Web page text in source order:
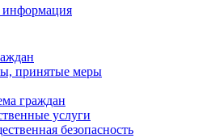
информация
принятые меры
граждан
услуги
безопасность